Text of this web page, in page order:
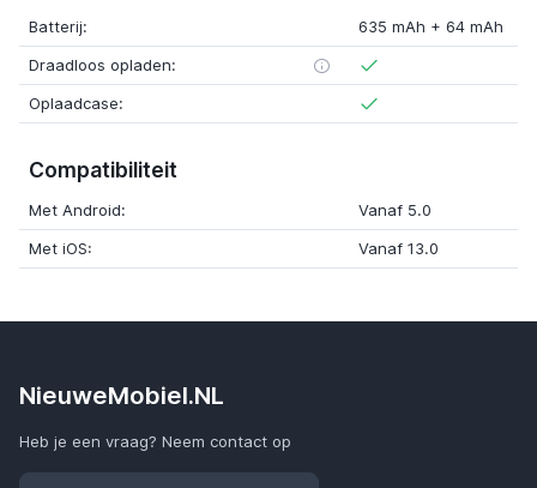
Batterij:
635 mAh + 64 mAh
Draadloos opladen:
Oplaadcase:
Compatibiliteit
Met Android:
Vanaf 5.0
Met iOS:
Vanaf 13.0
NieuweMobiel.NL
Heb je een vraag? Neem contact op